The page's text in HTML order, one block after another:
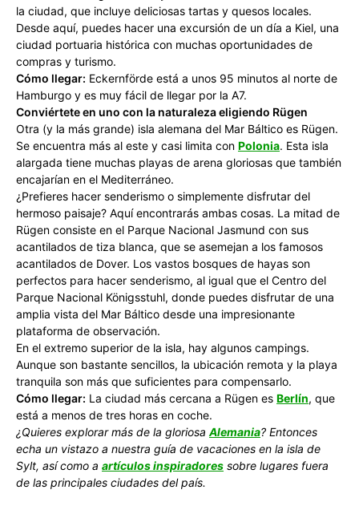
la ciudad, que incluye deliciosas tartas y quesos locales.
Desde aquí, puedes hacer una excursión de un día a Kiel, una
ciudad portuaria histórica con muchas oportunidades de
compras y turismo.
Cómo llegar: Eckernförde está a unos 95 minutos al norte de
Hamburgo y es muy fácil de llegar por la A7.
Conviértete en uno con la naturaleza eligiendo Rügen
Otra (y la más grande) isla alemana del Mar Báltico es Rügen.
Se encuentra más al este y casi limita con Polonia. Esta isla
alargada tiene muchas playas de arena gloriosas que también
encajarían en el Mediterráneo.
¿Prefieres hacer senderismo o simplemente disfrutar del
hermoso paisaje? Aquí encontrarás ambas cosas. La mitad de
Rügen consiste en el Parque Nacional Jasmund con sus
acantilados de tiza blanca, que se asemejan a los famosos
acantilados de Dover. Los vastos bosques de hayas son
perfectos para hacer senderismo, al igual que el Centro del
Parque Nacional Königsstuhl, donde puedes disfrutar de una
amplia vista del Mar Báltico desde una impresionante
plataforma de observación.
En el extremo superior de la isla, hay algunos campings.
Aunque son bastante sencillos, la ubicación remota y la playa
tranquila son más que suficientes para compensarlo.
Cómo llegar: La ciudad más cercana a Rügen es Berlín, que
está a menos de tres horas en coche.
¿Quieres explorar más de la gloriosa Alemania? Entonces
echa un vistazo a nuestra guía de vacaciones en la isla de
Sylt, así como a artículos inspiradores sobre lugares fuera
de las principales ciudades del país.